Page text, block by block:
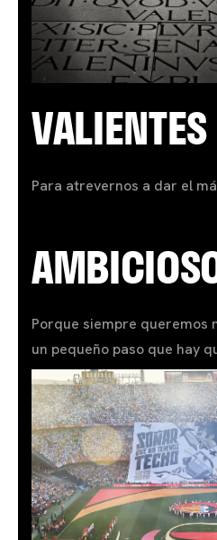
VALIENTES
Para atrevernos a dar el
Porque siempre queremos
un pequeño paso que hay